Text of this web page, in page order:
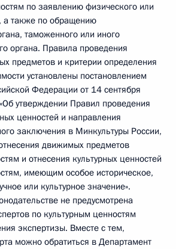
по заявлению физического или
а также по обращению
таможенного или иного
органа. Правила проведения
предметов и критерии определения
установлены постановлением
Федерации от 14 сентября
утверждении Правил проведения
ценностей и направления
заключения в Минкультуры России,
движимых предметов
и отнесения культурных ценностей
имеющим особое историческое,
или культурное значение».
не предусмотрена
по культурным ценностям
экспертизы. Вместе с тем,
можно обратиться в Департамент